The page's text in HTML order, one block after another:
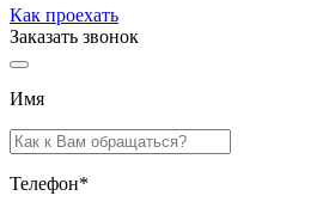
Как проехать
Заказать звонок
Имя
Телефон*